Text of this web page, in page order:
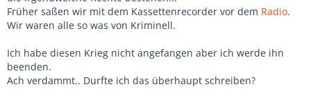
Früher saßen wir mit dem Kassettenrecorder vor dem Radio.
Wir waren alle so was von Kriminell.
Ich habe diesen Krieg nicht angefangen aber ich werde ihn
beenden.
Ach verdammt.. Durfte ich das überhaupt schreiben?